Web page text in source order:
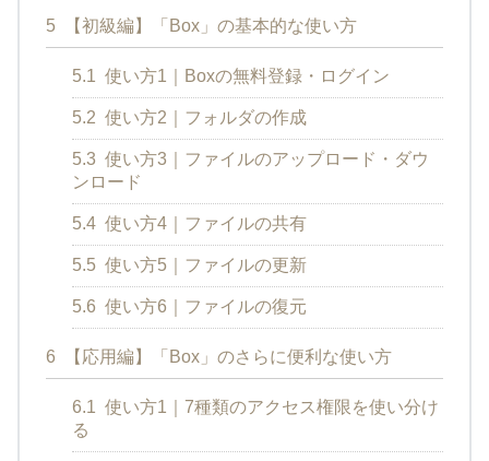
5 【初級編】「Box」の基本的な使い方
5.1 使い方1｜Boxの無料登録・ログイン
5.2 使い方2｜フォルダの作成
5.3 使い方3｜ファイルのアップロード・ダウ
ンロード
5.4 使い方4｜ファイルの共有
5.5 使い方5｜ファイルの更新
5.6 使い方6｜ファイルの復元
6 【応用編】「Box」のさらに便利な使い方
6.1 使い方1｜7種類のアクセス権限を使い分け
る